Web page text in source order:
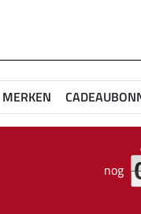
MERKEN
nog